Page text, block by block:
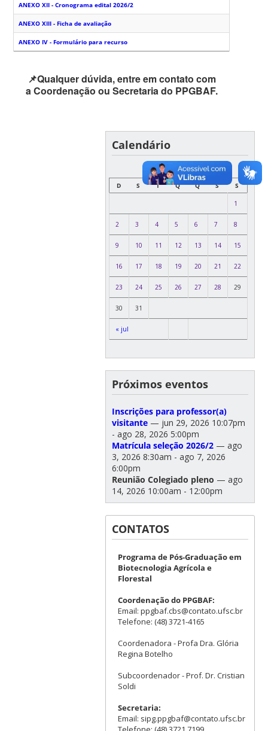
ANEXO XII - Cronograma edital 2026/2
ANEXO XIII - Ficha de avaliação
ANEXO IV - Formulário para recurso
📌Qualquer dúvida, entre em contato com
a Coordenação ou Secretaria do PPGBAF.
Calendário
AGOSTO
D
S T Q Q S S
« jul
1
2 3 4 5 6 7 8
9 10 11 12 13 14 15
16 17 18 19 20 21 22
23 24 25 26 27 28 29
30 31
Próximos eventos
Inscrições para professor(a)
visitante— jun 29, 2026 10:07pm
- ago 28, 2026 5:00pm
Matrícula seleção 2026/2— ago
3, 2026 8:30am - ago 7, 2026
6:00pm
Reunião Colegiado pleno — ago
14, 2026 10:00am - 12:00pm
CONTATOS
Programa de Pós-Graduação em
Biotecnologia Agrícola e
Florestal
Coordenação do PPGBAF:
Email: ppgbaf.cbs@contato.ufsc.br
Telefone: (48) 3721-4165
Coordenadora - Profa Dra. Glória
Regina Botelho
Subcoordenador - Prof. Dr. Cristian
Soldi
Secretaria:
Email: sipg.ppgbaf@contato.ufsc.br